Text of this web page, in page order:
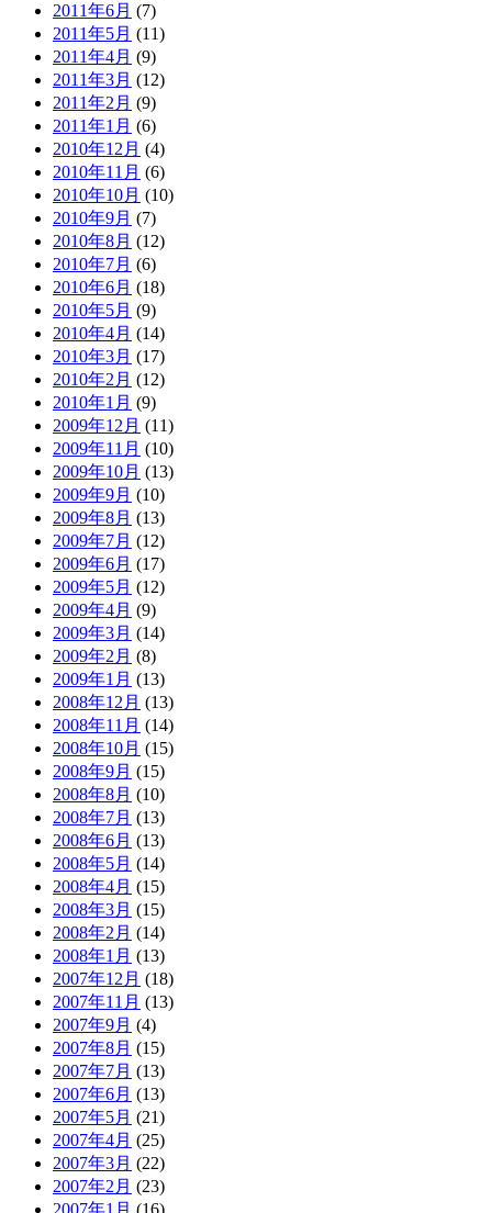
2011年6月 (7)
2011年5月 (11)
2011年4月 (9)
2011年3月 (12)
2011年2月 (9)
2011年1月 (6)
2010年12月 (4)
2010年11月 (6)
2010年10月 (10)
2010年9月 (7)
2010年8月 (12)
2010年7月 (6)
2010年6月 (18)
2010年5月 (9)
2010年4月 (14)
2010年3月 (17)
2010年2月 (12)
2010年1月 (9)
2009年12月 (11)
2009年11月 (10)
2009年10月 (13)
2009年9月 (10)
2009年8月 (13)
2009年7月 (12)
2009年6月 (17)
2009年5月 (12)
2009年4月 (9)
2009年3月 (14)
2009年2月 (8)
2009年1月 (13)
2008年12月 (13)
2008年11月 (14)
2008年10月 (15)
2008年9月 (15)
2008年8月 (10)
2008年7月 (13)
2008年6月 (13)
2008年5月 (14)
2008年4月 (15)
2008年3月 (15)
2008年2月 (14)
2008年1月 (13)
2007年12月 (18)
2007年11月 (13)
2007年9月 (4)
2007年8月 (15)
2007年7月 (13)
2007年6月 (13)
2007年5月 (21)
2007年4月 (25)
2007年3月 (22)
2007年2月 (23)